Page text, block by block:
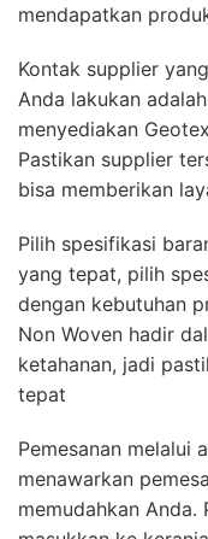
mendapatkan
Kontak supplier
Anda lakukan
menyediakan
Pastikan supplier
bisa memberikan
Pilih spesifikasi
yang tepat, pilih
dengan kebutuhan
Non Woven hadir
ketahanan, jadi
tepat
Pemesanan melalui
menawarkan
memudahkan